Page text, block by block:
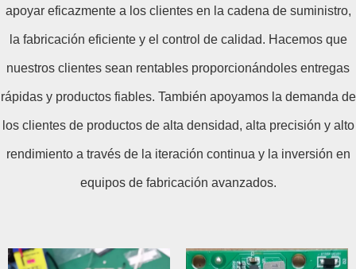
apoyar eficazmente a los clientes en la cadena de suministro,
la fabricación eficiente y el control de calidad. Hacemos que
nuestros clientes sean rentables proporcionándoles entregas
rápidas y productos fiables. También apoyamos la demanda de
los clientes de productos de alta densidad, alta precisión y alto
rendimiento a través de la iteración continua y la inversión en
equipos de fabricación avanzados.